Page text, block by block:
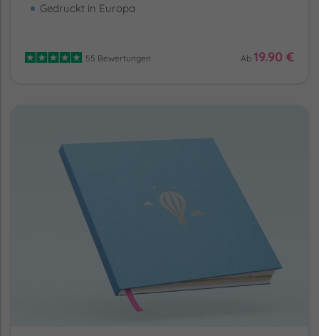
Gedruckt in Europa
55 Bewertungen Ab 19.90 €